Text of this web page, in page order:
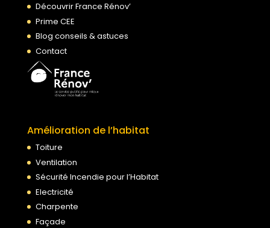
Découvrir France Rénov’
Prime CEE
Blog conseils & astuces
Contact
Amélioration de l’habitat
Toiture
Ventilation
Sécurité Incendie pour l’Habitat
Electricité
Charpente
Façade